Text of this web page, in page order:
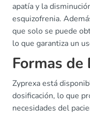
apatía y la
esquizofrenia.
que solo se puede
lo que garantiza un
Formas de
Zyprexa está
dosificación, lo que
necesidades del